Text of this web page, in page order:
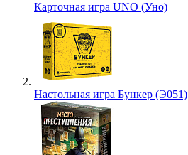
Карточная игра UNO (Уно)
Настольная игра Бункер (Э051)